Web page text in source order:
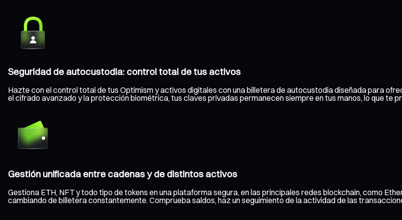
Seguridad de autocustodia: control total de tus activos
Hazte con el control total de tus Optimism y activos digitales con una billetera de autocustodia diseñada para
el cifrado avanzado y la protección biométrica, tus claves privadas permanecen siempre en tus manos, lo que te
Gestión unificada entre cadenas y de distintos activos
Gestiona ETH, NFT y todo tipo de tokens en una plataforma segura, en las principales redes blockchain, como
cambiando de billetera constantemente. Comprueba saldos, haz un seguimiento de la actividad de las